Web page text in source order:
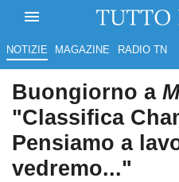
NOTIZIE MAGAZINE RADIO TN
Buongiorno a
"Classifica
Pensiamo a
vedremo..."